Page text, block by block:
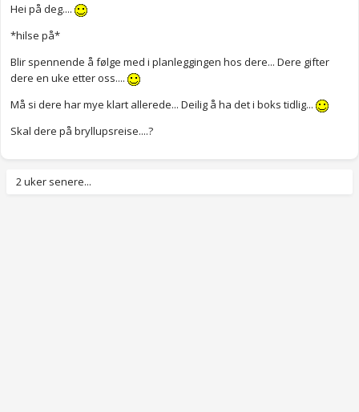
Hei på deg....
*hilse på*
Blir spennende å følge med i planleggingen hos dere... Dere gifter
dere en uke etter oss....
Må si dere har mye klart allerede... Deilig å ha det i boks tidlig...
Skal dere på bryllupsreise....?
2 uker senere...